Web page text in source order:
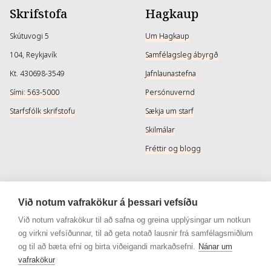
Skrifstofa
Skútuvogi 5
104, Reykjavík
Kt. 430698-3549
Sími: 563-5000
Starfsfólk skrifstofu
Hagkaup
Um Hagkaup
Samfélagsleg ábyrgð
Jafnlaunastefna
Persónuvernd
Sækja um starf
Skilmálar
Fréttir og blogg
Þjónusta
Afhendingarmöguleikar
Skilareglur
Algengar spurningar
Samfélagsmiðlar
Instagram
Instagram - Snyrtivara
Við notum vafrakökur á þessari vefsíðu
Við notum vafrakökur til að safna og greina upplýsingar um notkun
og virkni vefsíðunnar, til að geta notað lausnir frá samfélagsmiðlum
og til að bæta efni og birta viðeigandi markaðsefni. Nánar um
vafrakökur